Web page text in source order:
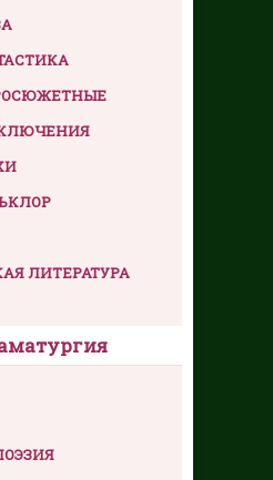
ЛИТЕРАТУРА